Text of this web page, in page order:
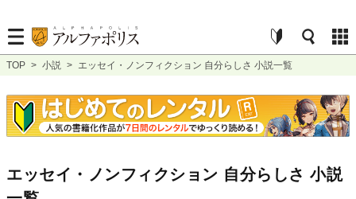
TOP > 小説 > エッセイ・ノンフィクション 自分らしさ 小説一覧
エッセイ・ノンフィクション 自分らしさ 小説